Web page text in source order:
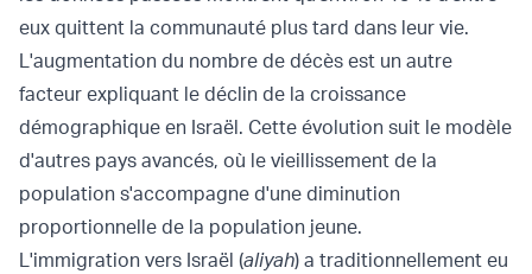
eux quittent la communauté plus tard dans leur vie.
L'augmentation du nombre de décès est un autre
facteur expliquant le déclin de la croissance
démographique en Israël. Cette évolution suit le modèle
d'autres pays avancés, où le vieillissement de la
population s'accompagne d'une diminution
proportionnelle de la population jeune.
L'immigration vers Israël (aliyah) a traditionnellement eu